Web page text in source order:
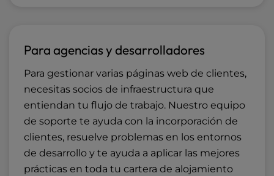
Para agencias y desarrolladores
Para gestionar varias páginas web de clientes,
necesitas socios de infraestructura que
entiendan tu flujo de trabajo. Nuestro equipo
de soporte te ayuda con la incorporación de
clientes, resuelve problemas en los entornos
de desarrollo y te ayuda a aplicar las mejores
prácticas en toda tu cartera de alojamiento